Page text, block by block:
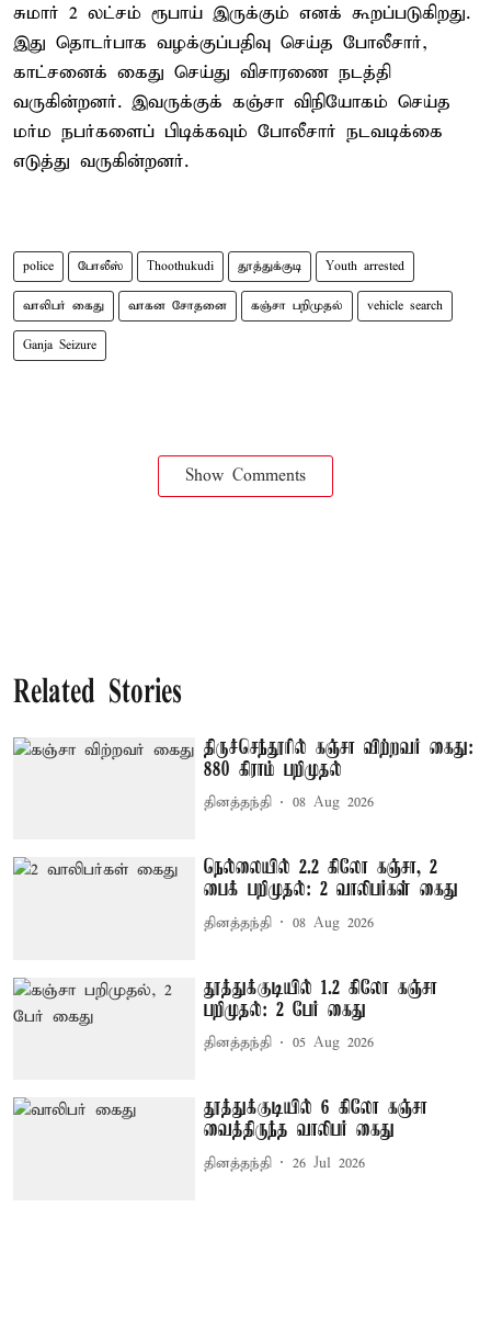
சுமார் 2 லட்சம் ரூபாய் இருக்கும் எனக் கூறப்படுகிறது.
இது தொடர்பாக வழக்குப்பதிவு செய்த போலீசார்,
காட்சனைக் கைது செய்து விசாரணை நடத்தி
வருகின்றனர். இவருக்குக் கஞ்சா விநியோகம் செய்த
மர்ம நபர்களைப் பிடிக்கவும் போலீசார் நடவடிக்கை
எடுத்து வருகின்றனர்.
police போலீஸ் Thoothukudi தூத்துக்குடி Youth arrested
வாலிபர் கைது வாகன சோதனை கஞ்சா பறிமுதல் vehicle search
Ganja Seizure
Show Comments
Related Stories
திருச்செந்தூரில் கஞ்சா விற்றவர் கைது:
880 கிராம் பறிமுதல்
தினத்தந்தி 08 Aug 2026
நெல்லையில் 2.2 கிலோ கஞ்சா, 2
பைக் பறிமுதல்: 2 வாலிபர்கள் கைது
தினத்தந்தி 08 Aug 2026
தூத்துக்குடியில் 1.2 கிலோ கஞ்சா
பறிமுதல்: 2 பேர் கைது
தினத்தந்தி 05 Aug 2026
தூத்துக்குடியில் 6 கிலோ கஞ்சா
வைத்திருந்த வாலிபர் கைது
தினத்தந்தி 26 Jul 2026